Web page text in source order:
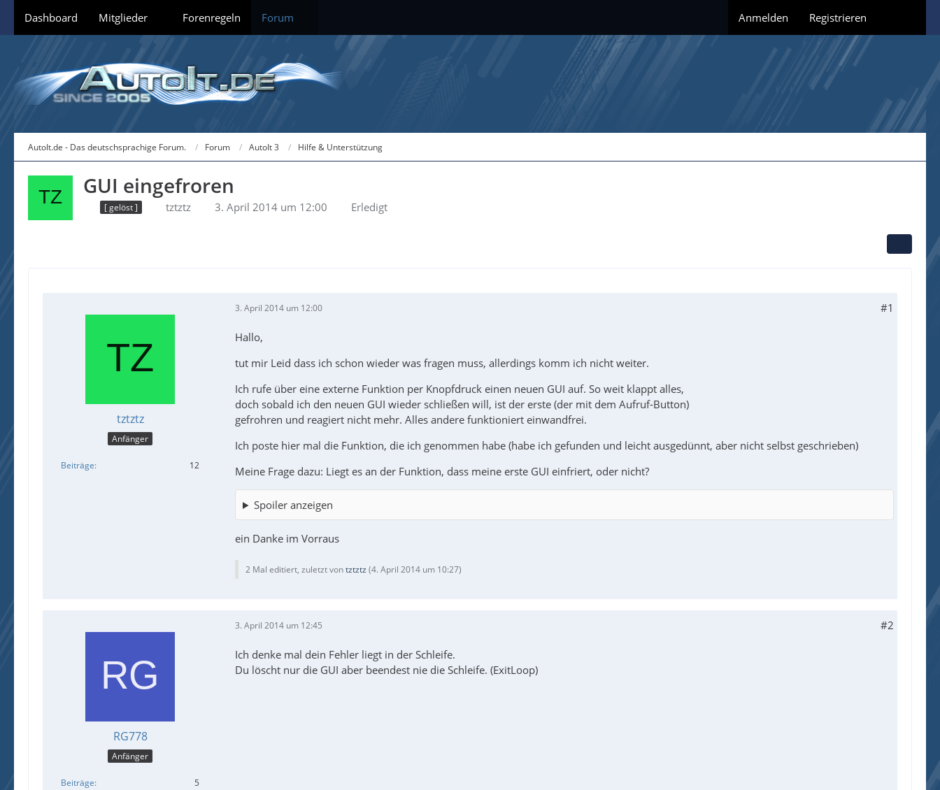
Dashboard Mitglieder Forenregeln Forum Anmelden Registrieren
AutoIt.de - Das deutschsprachige Forum. Forum AutoIt 3 Hilfe & Unterstützung
GUI eingefroren
[ gelöst ] tztztz 3. April 2014 um 12:00 Erledigt
tztztz
Anfänger
Beiträge 12
3. April 2014 um 12:00 #1
Hallo,
tut mir Leid dass ich schon wieder was fragen muss, allerdings komm ich nicht weiter.
Ich rufe über eine externe Funktion per Knopfdruck einen neuen GUI auf. So weit klappt alles,
doch sobald ich den neuen GUI wieder schließen will, ist der erste (der mit dem Aufruf-Button)
gefrohren und reagiert nicht mehr. Alles andere funktioniert einwandfrei.
Ich poste hier mal die Funktion, die ich genommen habe (habe ich gefunden und leicht ausgedünnt, aber nicht selbst geschrieben)
Meine Frage dazu: Liegt es an der Funktion, dass meine erste GUI einfriert, oder nicht?
Spoiler anzeigen
ein Danke im Vorraus
2 Mal editiert, zuletzt vontztztz (4. April 2014 um 10:27)
RG778
Anfänger
Beiträge 5
3. April 2014 um 12:45 #2
Ich denke mal dein Fehler liegt in der Schleife.
Du löscht nur die GUI aber beendest nie die Schleife. (ExitLoop)